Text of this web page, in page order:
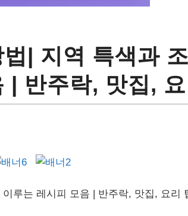
| 지역 특색과
| 반주락, 맛집,
루는 레시피 모음 | 반주락, 맛집, 요리